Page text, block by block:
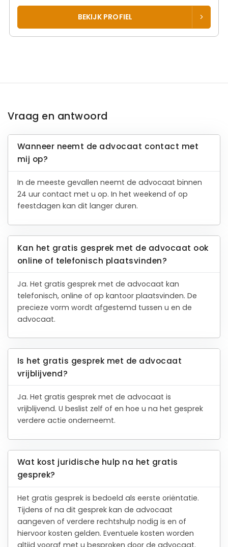
BEKIJK PROFIEL
Vraag en antwoord
Wanneer neemt de advocaat contact met
mij op?
In de meeste gevallen neemt de advocaat binnen
24 uur contact met u op. In het weekend of op
feestdagen kan dit langer duren.
Kan het gratis gesprek met de advocaat ook
online of telefonisch plaatsvinden?
Ja. Het gratis gesprek met de advocaat kan
telefonisch, online of op kantoor plaatsvinden. De
precieze vorm wordt afgestemd tussen u en de
advocaat.
Is het gratis gesprek met de advocaat
vrijblijvend?
Ja. Het gratis gesprek met de advocaat is
vrijblijvend. U beslist zelf of en hoe u na het gesprek
verdere actie onderneemt.
Wat kost juridische hulp na het gratis
gesprek?
Het gratis gesprek is bedoeld als eerste oriëntatie.
Tijdens of na dit gesprek kan de advocaat
aangeven of verdere rechtshulp nodig is en of
hiervoor kosten gelden. Eventuele kosten worden